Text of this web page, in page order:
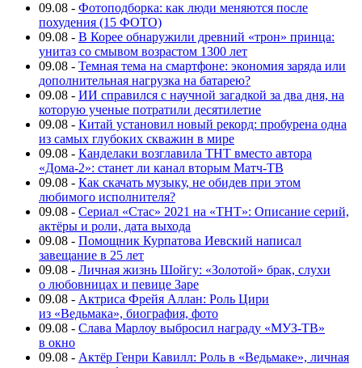
09.08 - Фотоподборка: как люди меняются после
похудения (15 ФОТО)
09.08 - В Корее обнаружили древний «трон» принца:
унитаз со смывом возрастом 1300 лет
09.08 - Темная тема на смартфоне: экономия заряда или
дополнительная нагрузка на батарею?
09.08 - ИИ справился с научной загадкой за два дня, на
которую ученые потратили десятилетие
09.08 - Китай установил новый рекорд: пробурена одна
из самых глубоких скважин в мире
09.08 - Канделаки возглавила ТНТ вместо автора
«Дома-2»: станет ли канал вторым Матч-ТВ
09.08 - Как скачать музыку, не обидев при этом
любимого исполнителя?
09.08 - Сериал «Стас» 2021 на «ТНТ»: Описание серий,
актёры и роли, дата выхода
09.08 - Помощник Курпатова Иевский написал
завещание в 25 лет
09.08 - Личная жизнь Шойгу: «Золотой» брак, слухи
о любовницах и певице Заре
09.08 - Актриса Фрейя Аллан: Роль Цири
из «Ведьмака», биография, фото
09.08 - Слава Марлоу выбросил награду «МУЗ-ТВ»
в окно
09.08 - Актёр Генри Кавилл: Роль в «Ведьмаке», личная